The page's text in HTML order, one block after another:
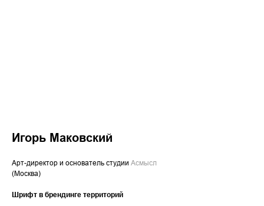
Игорь Маковский
Арт-директор и основатель студии Асмысл
(Москва)
Шрифт в брендинге территорий